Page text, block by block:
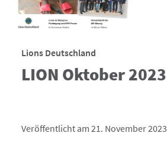
Lions Deutschland
LION Oktober 2023
Veröffentlicht am 21. November 2023